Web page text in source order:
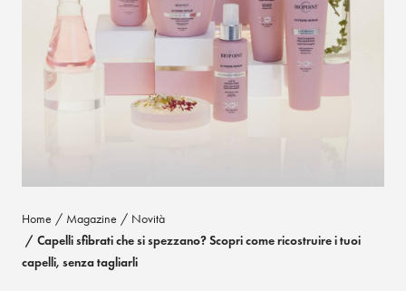
Home Magazine
Novità
Capelli sfibrati che si spezzano? Scopri come ricostruire i tuoi
capelli, senza tagliarli